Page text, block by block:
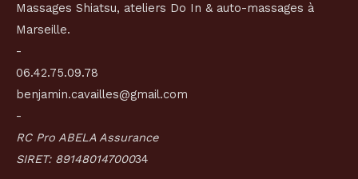
Massages Shiatsu, ateliers Do In & auto-massages à
Marseille.
-
06.42.75.09.78
benjamin.cavailles@gmail.com
-
RC Pro ABELA Assurance
SIRET: 89148014700034